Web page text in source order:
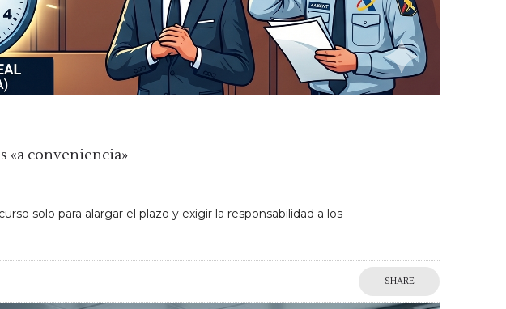
«a conveniencia»
solo para alargar el plazo y exigir la responsabilidad a los
SHARE